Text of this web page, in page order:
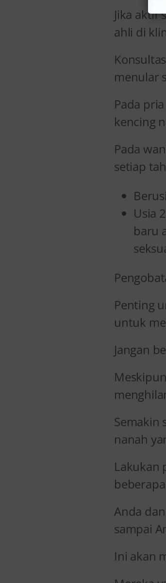
Jika aktif
ahli di
menular
Pada
kencing
Pada
setiap
Usia
baru
Penting
untuk
Jangan
Semakin
nanah
Lakukan
Anda
sampai
Ini akan